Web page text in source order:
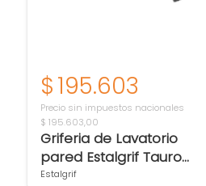
$195.603
Precio sin impuestos nacionales
$ 195.603,00
Griferia de Lavatorio
pared Estalgrif Tauro
black
Estalgrif